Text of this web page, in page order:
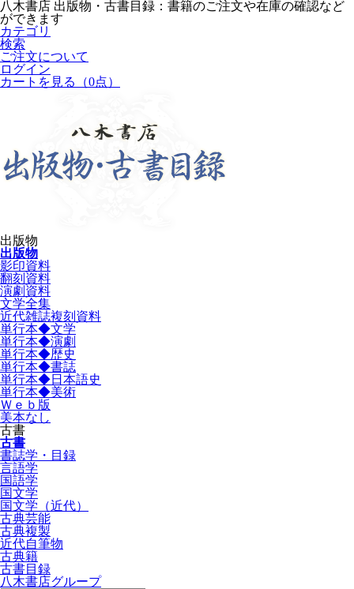
八木書店 出版物・古書目録：書籍のご注文や在庫の確認など
ができます
カテゴリ
検索
ご注文について
ログイン
カートを見る
（0点）
出版物
出版物
影印資料
翻刻資料
演劇資料
文学全集
近代雑誌複刻資料
単行本◆文学
単行本◆演劇
単行本◆歴史
単行本◆書誌
単行本◆日本語史
単行本◆美術
Ｗｅｂ版
美本なし
古書
古書
書誌学・目録
言語学
国語学
国文学
国文学（近代）
古典芸能
古典複製
近代自筆物
古典籍
古書目録
八木書店グループ